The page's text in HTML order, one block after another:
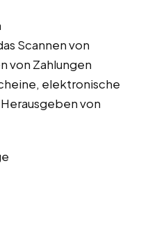
Scannen von
von Zahlungen
elektronische
von